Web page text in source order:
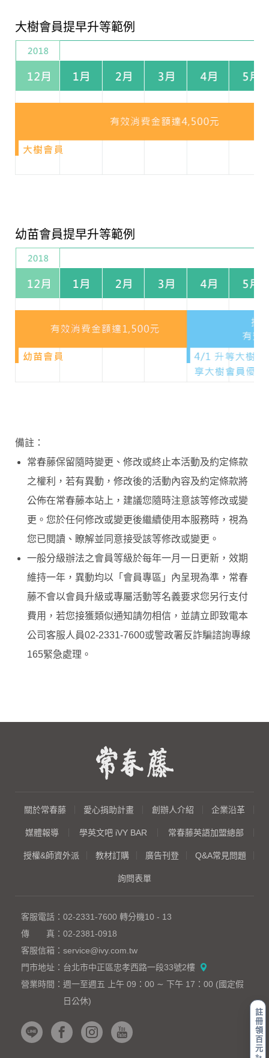
註
冊
領
百
元
大樹會員提早升等範例
幼苗會員提早升等範例
備註：
常春藤保留隨時變更、修改或終止本活動及約定條款
之權利，若有異動，修改後的活動內容及約定條款將
公佈在常春藤本站上，建議您隨時注意該等修改或變
更。您於任何修改或變更後繼續使用本服務時，視為
您已閱讀、瞭解並同意接受該等修改或變更。
一般分級辦法之會員等級於每年一月一日更新，效期
維持一年，異動均以「會員專區」內呈現為準，常春
藤不會以會員升級或專屬活動等名義要求您另行支付
費用，若您接獲類似通知請勿相信，並請立即致電本
公司客服人員02-2331-7600或警政署反詐騙諮詢專線
165緊急處理。
關於常春藤 愛心捐助計畫 創辦人介紹 企業沿革
媒體報導 學英文吧 iVY BAR 常春藤英語加盟總部
授權&師資外派 教材訂購 廣告刊登 Q&A常見問題
詢問表單
客服電話： 02-2331-7600 轉分機10 - 13
傳 真： 02-2381-0918
客服信箱： service@ivy.com.tw
門市地址： 台北市中正區忠孝西路一段33號2樓
營業時間： 週一至週五 上午 09：00 ∼ 下午 17：00 (國定假
日公休)